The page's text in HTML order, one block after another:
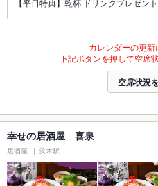
カレンダーの更新
下記ボタンを押して空席
空席状況
幸せの居酒屋 喜泉
居酒屋 茨木駅